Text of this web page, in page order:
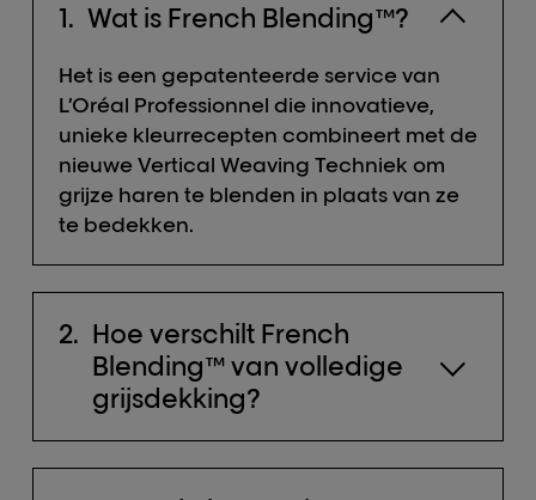
Wat is French Blending™?
Het is een gepatenteerde service van
L’Oréal Professionnel die innovatieve,
unieke kleurrecepten combineert met de
nieuwe Vertical Weaving Techniek om
grijze haren te blenden in plaats van ze
te bedekken.
Hoe verschilt French
Blending™ van volledige
grijsdekking?